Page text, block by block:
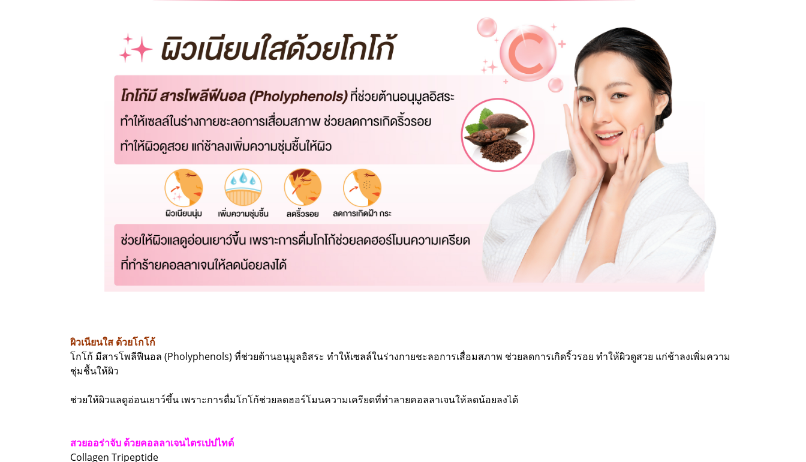
ผิวเนียนใส ด้วยโกโก้
โกโก้ มีสารโพลีฟีนอล (Pholyphenols) ที่ช่วยต้านอนุมูลอิสระ ทำให้เซลล์ในร่างกายชะลอการเสื่อมสภาพ ช่วยลดการเกิดริ้วรอย ทำให้ผิวดูสวย แก่ช้าลงเพิ่มความ
ชุ่มชื้นให้ผิว
ช่วยให้ผิวแลดูอ่อนเยาว์ขึ้น เพราะการดื่มโกโก้ช่วยลดฮอร์โมนความเครียดที่ทำลายคอลลาเจนให้ลดน้อยลงได้
สวยออร่าจับ ด้วยคอลลาเจนไตรเปปไทด์
Collagen Tripeptide